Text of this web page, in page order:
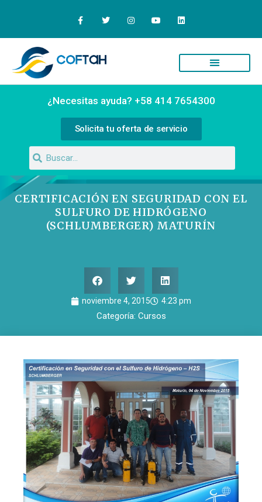
¿Necesitas ayuda? +58 414 7654300
Solicita tu oferta de servicio
CERTIFICACIÓN EN SEGURIDAD CON EL
SULFURO DE HIDRÓGENO
(SCHLUMBERGER) MATURÍN
noviembre 4, 2015 4:23 pm
Categoría: Cursos